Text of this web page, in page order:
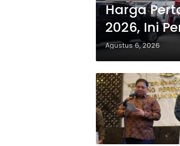
Harga
2026, Ini
Agustus 6, 2026